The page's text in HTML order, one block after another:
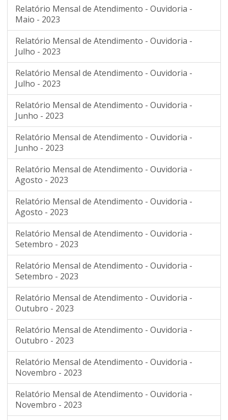
Relatório Mensal de Atendimento - Ouvidoria -
Maio - 2023
Relatório Mensal de Atendimento - Ouvidoria -
Julho - 2023
Relatório Mensal de Atendimento - Ouvidoria -
Julho - 2023
Relatório Mensal de Atendimento - Ouvidoria -
Junho - 2023
Relatório Mensal de Atendimento - Ouvidoria -
Junho - 2023
Relatório Mensal de Atendimento - Ouvidoria -
Agosto - 2023
Relatório Mensal de Atendimento - Ouvidoria -
Agosto - 2023
Relatório Mensal de Atendimento - Ouvidoria -
Setembro - 2023
Relatório Mensal de Atendimento - Ouvidoria -
Setembro - 2023
Relatório Mensal de Atendimento - Ouvidoria -
Outubro - 2023
Relatório Mensal de Atendimento - Ouvidoria -
Outubro - 2023
Relatório Mensal de Atendimento - Ouvidoria -
Novembro - 2023
Relatório Mensal de Atendimento - Ouvidoria -
Novembro - 2023